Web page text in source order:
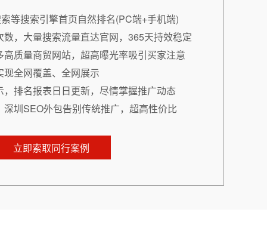
等搜索引擎首页自然排名(PC端+手机端)
，大量搜索流量直达官网，365天持效稳定
质量商贸网站，超高曝光率吸引买家注意
全网覆盖、全网展示
排名报表日日更新，尽情掌握推广动态
圳SEO外包告别传统推广，超高性价比
立即索取同行案例